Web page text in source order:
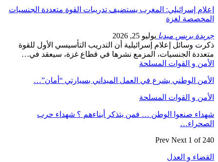
إعلام إسرائيلي: المغرب يستضيف تدريبات القوة متعددة الجنسيات
المخصصة لغزة
جريدة بريس ميديا يوليو 25, 2026
ذكرت وسائل إعلام إسرائيلية أن التدريب التأسيسي الأول للقوة
متعددة الجنسيات، المزمع نشرها في قطاع غزة، سيعقد في…
الأمن و القوات المسلحة
الأمن الوطني يشرع في العمل الميداني بسيارتي “أمان”…
الأمن و القوات المسلحة
شهداء صنعوا الوطن … فمن يتذكر أبناءهم ؟ شهداء حرب
الصحراء…
Prev Next 1 of 240
القضاء و العدل